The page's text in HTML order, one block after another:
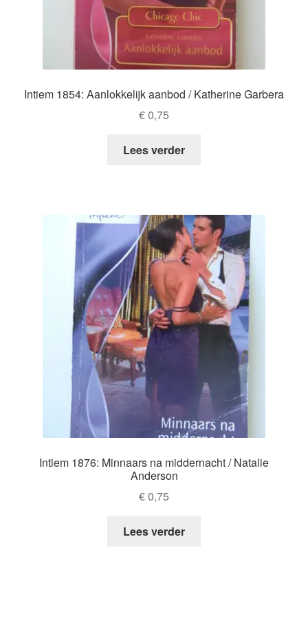
Intiem 1854: Aanlokkelijk aanbod / Katherine Garbera
€0,75
Lees verder
Intiem 1876: Minnaars na middernacht / Natalie
Anderson
€0,75
Lees verder